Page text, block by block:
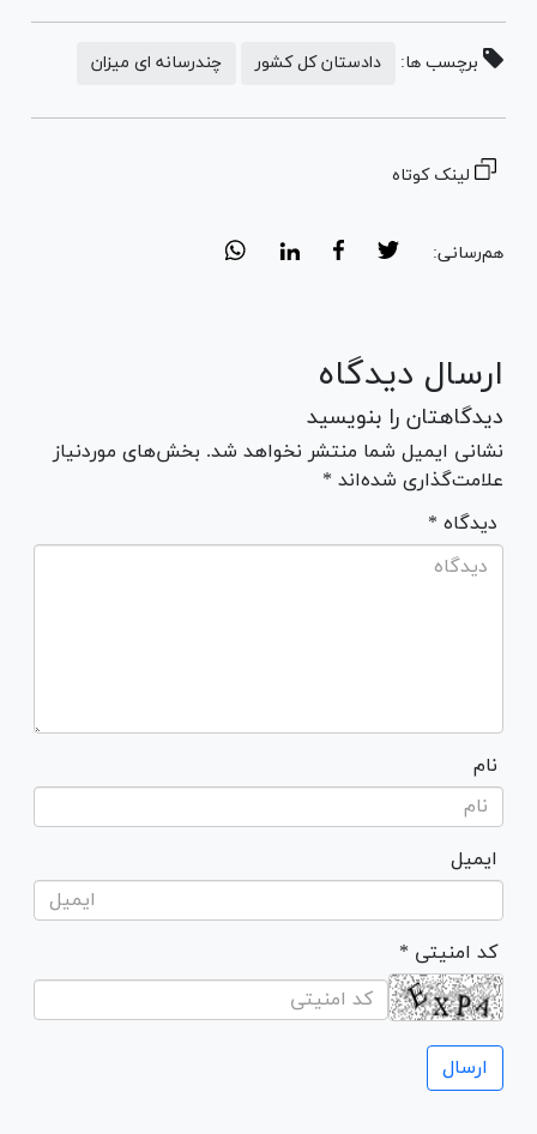
برچسب ها: دادستان کل کشور چندرسانه ای میزان
لینک کوتاه
هم‌رسانی:
ارسال دیدگاه
دیدگاهتان را بنویسید
نشانی ایمیل شما منتشر نخواهد شد. بخش‌های موردنیاز
علامت‌گذاری شده‌اند *
* دیدگاه
نام
ایمیل
* کد امنیتی